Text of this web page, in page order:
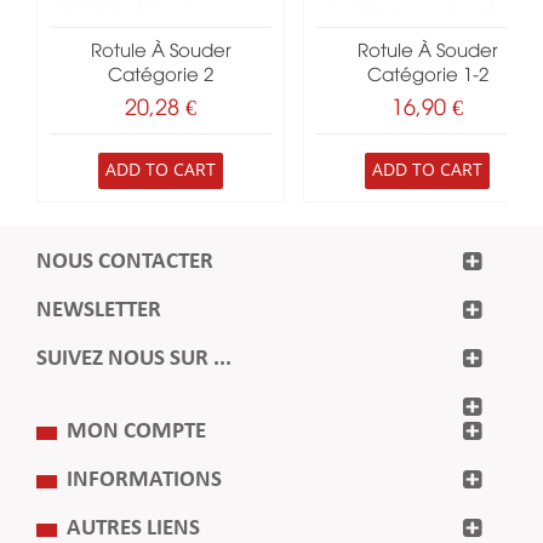
Rotule À Souder
Catégorie 2
20,28 €
ADD TO CART
Rotule À Souder
Catégorie 1-2
16,90 €
ADD TO CART
NOUS CONTACTER
NEWSLETTER
SUIVEZ NOUS SUR ...
MON COMPTE
INFORMATIONS
AUTRES LIENS